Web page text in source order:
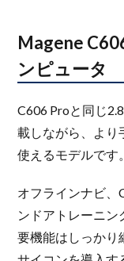
Magene
ンピュータ
C606 Proと同じ
載しながら、より
使えるモデルです。
オフラインナビ、
ンドアトレーニ
要機能はしっかり